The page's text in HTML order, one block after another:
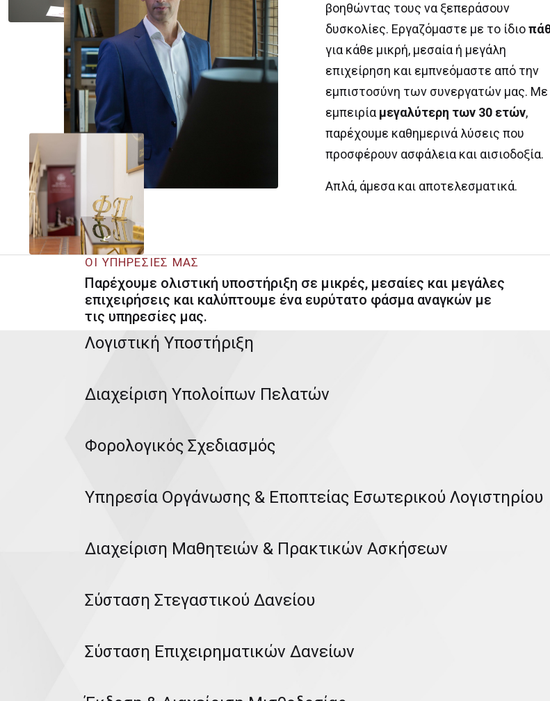
βοηθώντας τους να ξεπεράσουν
δυσκολίες. Εργαζόμαστε με το ίδιο
για κάθε μικρή, μεσαία ή μεγάλη
επιχείρηση και εμπνεόμαστε από την
εμπιστοσύνη των συνεργατών μας. Με
εμπειρίαμεγαλύτερη των 30 ετών,
παρέχουμε καθημερινά λύσεις που
προσφέρουν ασφάλεια και αισιοδοξία.
Απλά, άμεσα και αποτελεσματικά.
ΟΙ ΥΠΗΡΕΣΙΕΣ ΜΑΣ
Παρέχουμε ολιστική υποστήριξη σε μικρές, μεσαίες και μεγάλες
επιχειρήσεις και καλύπτουμε ένα ευρύτατο φάσμα αναγκών με
τις υπηρεσίες μας.
Λογιστική Υποστήριξη
Διαχείριση Υπολοίπων Πελατών
Φορολογικός Σχεδιασμός
Υπηρεσία Οργάνωσης & Εποπτείας Εσωτερικού Λογιστηρίου
Διαχείριση Μαθητειών & Πρακτικών Ασκήσεων
Σύσταση Στεγαστικού Δανείου
Σύσταση Επιχειρηματικών Δανείων